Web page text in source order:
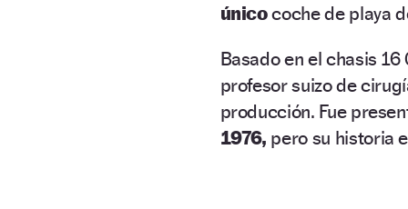
únicocoche de playa
Basado en el chasis
profesor suizo de
producción. Fue
1976, pero su historia